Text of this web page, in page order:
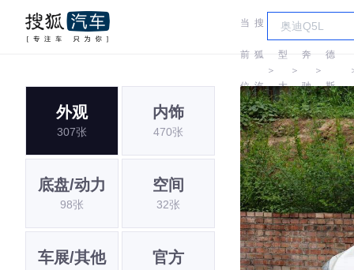
当
前
位
置:
搜
狐
汽
车
＞
车
型
大
全
＞
奔
驰
＞
德
斯-
AMG
外观
307张
内饰
470张
底盘/动力
98张
空间
32张
车展/其他 官方